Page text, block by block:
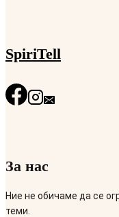
SpiriTell
За нас
Ние не обичаме да се
теми.